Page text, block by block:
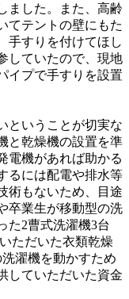
ました。また、高齢
てテントの壁にもた
手すりを付けてほし
していたので、現地
イプで手すりを設置
ということが切実な
と乾燥機の設置を準
電機があれば助かる
るには配電や排水等
術もないため、目途
卒業生が移動型の洗
た2曹式洗濯機3台
ただいた衣類乾燥
濯機を動かすため
していただいた資金